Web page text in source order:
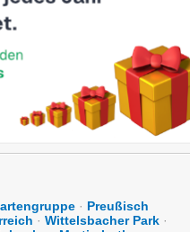
· Preußisch
· Wittelsbacher Park ·